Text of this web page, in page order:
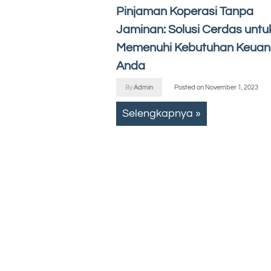
Pinjaman Koperasi Tanpa
Jaminan: Solusi Cerdas
Memenuhi Kebutuhan
Anda
ByAdmin Posted on November 1, 2023
Selengkapnya »